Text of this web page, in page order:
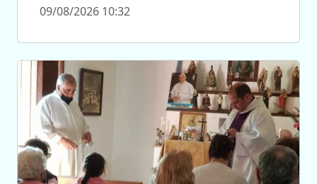
09/08/2026 10:32